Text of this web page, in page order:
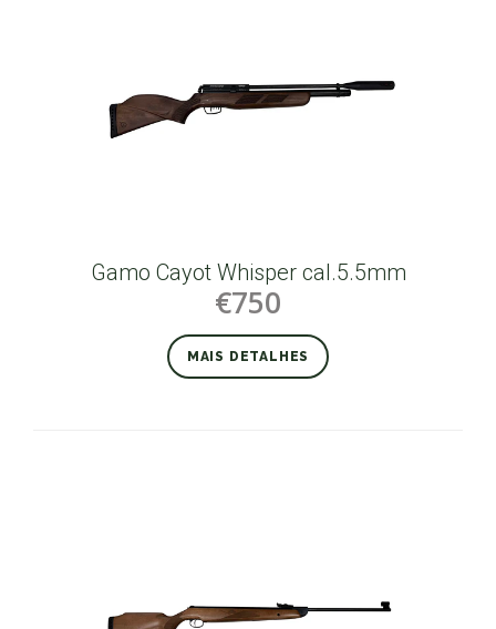
Gamo Cayot Whisper cal.5.5mm
€750
MAIS DETALHES